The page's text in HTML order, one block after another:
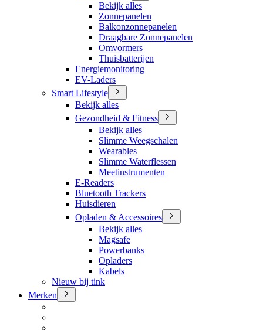
Bekijk alles
Zonnepanelen
Balkonzonnepanelen
Draagbare Zonnepanelen
Omvormers
Thuisbatterijen
Energiemonitoring
EV-Laders
Smart Lifestyle
Bekijk alles
Gezondheid & Fitness
Bekijk alles
Slimme Weegschalen
Wearables
Slimme Waterflessen
Meetinstrumenten
E-Readers
Bluetooth Trackers
Huisdieren
Opladen & Accessoires
Bekijk alles
Magsafe
Powerbanks
Opladers
Kabels
Nieuw bij tink
Merken